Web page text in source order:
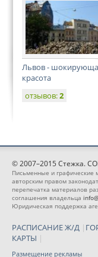
Львов -
красота
отзывов:2
© 2007–2015 Стежка.
Письменные и
авторским правом
перепечатка материалов
соглашения владельца
Юридическая поддержка
РАСПИСАНИЕ Ж/Д |
КАРТЫ |
Размещение рекламы